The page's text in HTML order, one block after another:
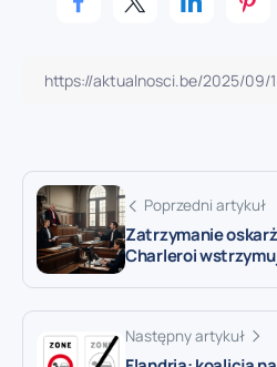
Poprzedni artykuł
Zatrzymanie
Charleroi
Następny artykuł